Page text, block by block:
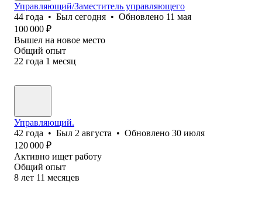
Управляющий/Заместитель управляющего
44 года • Был сегодня • Обновлено 11 мая
100 000 ₽
Вышел на новое место
Общий опыт
22 года 1 месяц
Управляющий.
42 года • Был 2 августа • Обновлено 30 июля
120 000 ₽
Активно ищет работу
Общий опыт
8 лет 11 месяцев